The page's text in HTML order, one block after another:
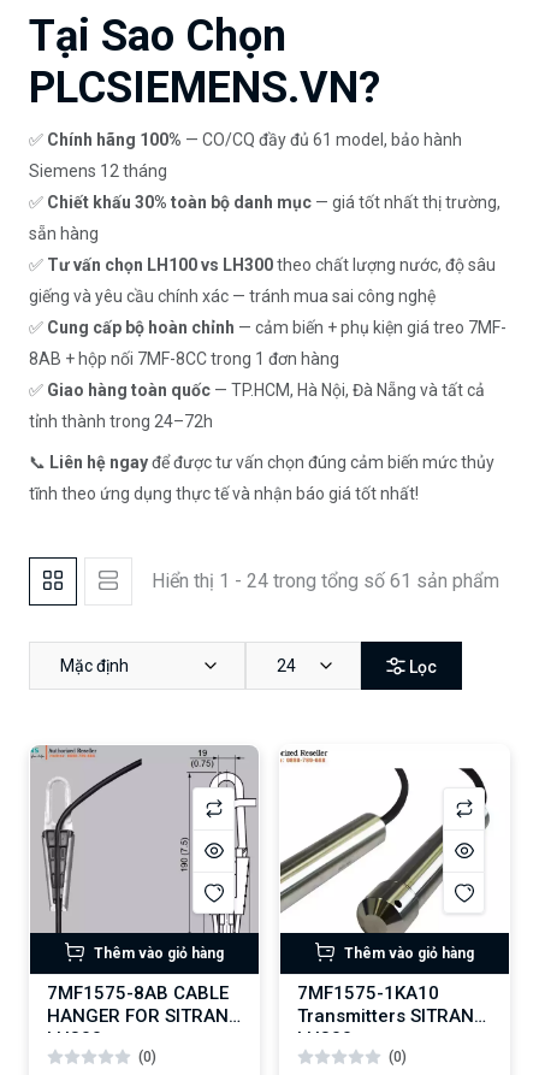
Tại Sao Chọn
PLCSIEMENS.VN?
✅ Chính hãng 100% — CO/CQ đầy đủ 61 model, bảo hành
Siemens 12 tháng
✅ Chiết khấu 30% toàn bộ danh mục — giá tốt nhất thị trường,
sẵn hàng
✅ Tư vấn chọn LH100 vs LH300theo chất lượng nước, độ sâu
giếng và yêu cầu chính xác — tránh mua sai công nghệ
✅ Cung cấp bộ hoàn chỉnh — cảm biến + phụ kiện giá treo 7MF-
8AB + hộp nối 7MF-8CC trong 1 đơn hàng
✅ Giao hàng toàn quốc — TP.HCM, Hà Nội, Đà Nẵng và tất cả
tỉnh thành trong 24–72h
📞 Liên hệ ngayđể được tư vấn chọn đúng cảm biến mức thủy
tĩnh theo ứng dụng thực tế và nhận báo giá tốt nhất!
Hiển thị 1 - 24 trong tổng số 61 sản phẩm
Mặc định 24 Lọc
Thêm vào giỏ hàng
7MF1575-8AB CABLE
HANGER FOR SITRANS
LH300
(0)
Thêm vào giỏ hàng
7MF1575-1KA10
Transmitters SITRANS
LH300
(0)